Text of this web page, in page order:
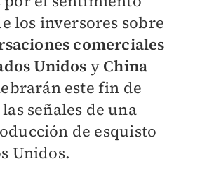
los inversores sobre
comerciales
Unidosy China
este fin de
señales de una
de esquisto
Unidos.